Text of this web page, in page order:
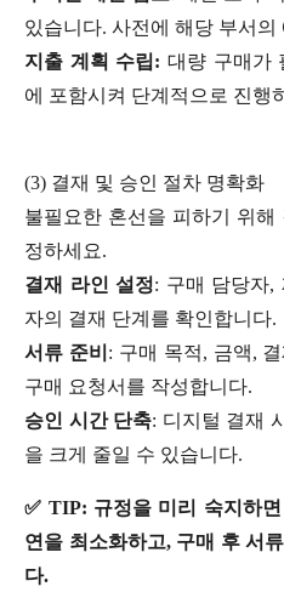
있습니다. 사전에 해당 부서
지출 계획 수립: 대량 구매가
에 포함시켜 단계적으로 진행
(3) 결재 및 승인 절차 명확화
불필요한 혼선을 피하기 위
정하세요.
결재 라인 설정: 구매 담당자,
자의 결재 단계를 확인합니다.
서류 준비 : 구매 목적, 금액,
구매 요청서를 작성합니다.
승인 시간 단축: 디지털 결재
을 크게 줄일 수 있습니다.
✅ TIP: 규정을 미리 숙지하
연을 최소화하고, 구매 후 서
다.